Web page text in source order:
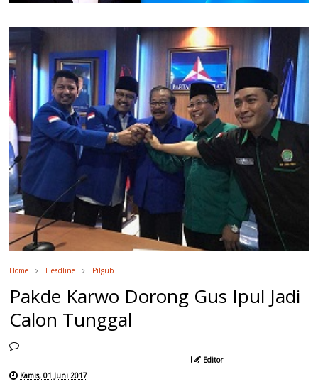
Home Headline Pilgub
Pakde Karwo Dorong Gus Ipul Jadi
Calon Tunggal
Editor
Kamis, 01 Juni 2017